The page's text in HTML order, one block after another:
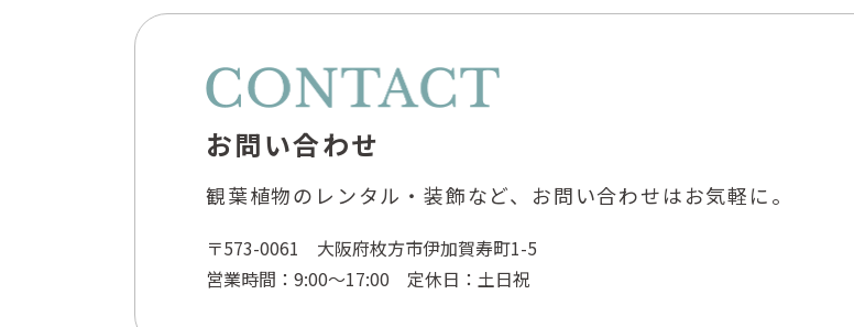
お問い合わせ
観葉植物のレンタル・装飾など、 お問い合わせはお気軽に。
〒573-0061 大阪府枚方市伊加賀寿町1-5
営業時間：9:00～17:00 定休日：土日祝